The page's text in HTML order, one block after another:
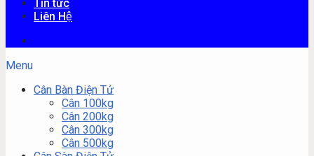
Tin tức
Liên Hệ
Menu
Cân Bàn Điện Tử
Cân 100kg
Cân 200kg
Cân 300kg
Cân 500kg